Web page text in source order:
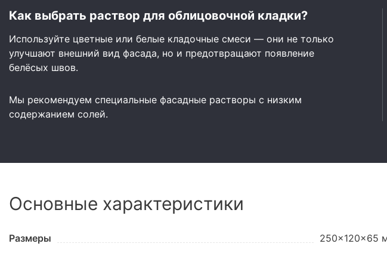
Как выбрать раствор для облицовочной кладки?
Используйте цветные или белые кладочные смеси — они не только
улучшают внешний вид фасада, но и предотвращают появление
белёсых швов.
Мы рекомендуем специальные фасадные растворы с низким
содержанием солей.
Основные характеристики
Размеры 250x120x65